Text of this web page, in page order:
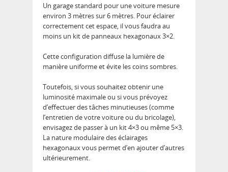
Un garage standard pour une voiture mesure
environ 3 mètres sur 6 mètres. Pour éclairer
correctement cet espace, il vous faudra au
moins un kit de panneaux hexagonaux 3×2.
Cette configuration diffuse la lumière de
manière uniforme et évite les coins sombres.
Toutefois, si vous souhaitez obtenir une
luminosité maximale ou si vous prévoyez
d’effectuer des tâches minutieuses (comme
l’entretien de votre voiture ou du bricolage),
envisagez de passer à un kit 4×3 ou même 5×3.
La nature modulaire des éclairages
hexagonaux vous permet d’en ajouter d’autres
ultérieurement.